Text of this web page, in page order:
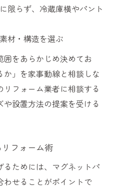
限らず、冷蔵庫横やパント
材・構造を選ぶ
をあらかじめ決めてお
か」を家事動線と相談しな
フォーム業者に相談する
設置方法の提案を受ける
フォーム術
るためには、マグネットパ
わせることがポイントで